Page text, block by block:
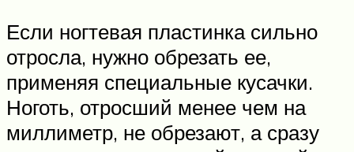
Если ногтевая пластинка сильно
отросла, нужно обрезать ее,
применяя специальные кусачки.
Ноготь, отросший менее чем на
миллиметр, не обрезают, а сразу